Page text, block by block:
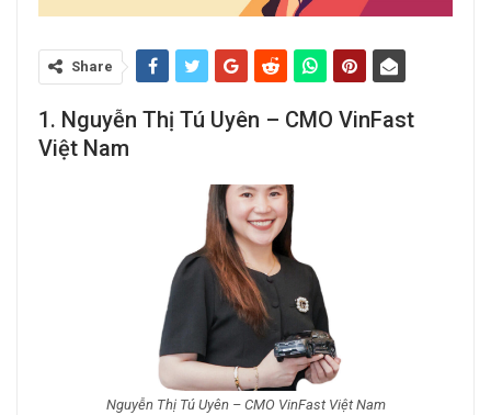
Share
1. Nguyễn Thị Tú Uyên – CMO VinFast
Việt Nam
Nguyễn Thị Tú Uyên – CMO VinFast Việt Nam